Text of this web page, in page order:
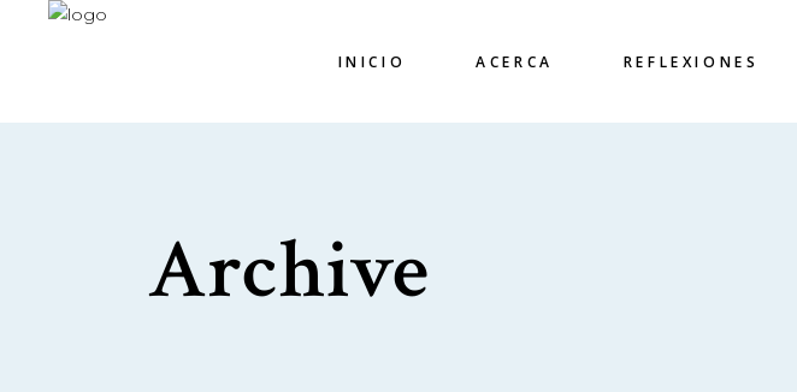
INICIO ACERCA REFLEXIONES
Archive